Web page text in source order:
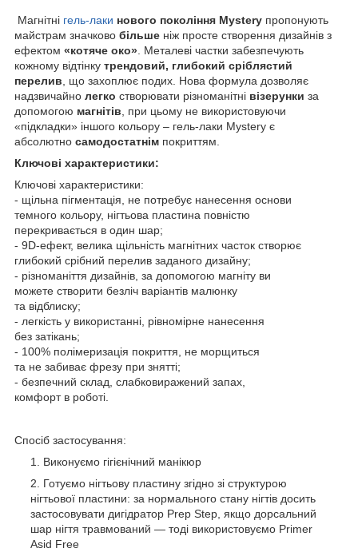
Магнітні гель-лаки нового покоління Mystery пропонують
майстрам значково більше ніж просте створення дизайнів з
ефектом «котяче око» . Металеві частки забезпечують
кожному відтінку трендовий, глибокий сріблястий
перелив , що захоплює подих. Нова формула дозволяє
надзвичайно легко створювати різноманітні візерунки за
допомогою магнітів , при цьому не використовуючи
«підкладки» іншого кольору – гель-лаки Mystery є
абсолютно самодостатнім покриттям.
Ключові характеристики:
Ключові характеристики:
- щільна пігментація, не потребує нанесення основи
темного кольору, нігтьова пластина повністю
перекривається в один шар;
- 9D-ефект, велика щільність магнітних часток створює
глибокий срібний перелив заданого дизайну;
- різноманіття дизайнів, за допомогою магніту ви
можете створити безліч варіантів малюнку
та відблиску;
- легкість у використанні, рівномірне нанесення
без затікань;
- 100% полімеризація покриття, не морщиться
та не забиває фрезу при знятті;
- безпечний склад, слабковиражений запах,
комфорт в роботі.
Спосіб застосування:
Виконуємо гігієнічний манікюр
Готуємо нігтьову пластину згідно зі структурою
нігтьової пластини: за нормального стану нігтів досить
застосовувати дигідратор Prep Step, якщо дорсальний
шар нігтя травмований — тоді використовуємо Primer
Asid Free